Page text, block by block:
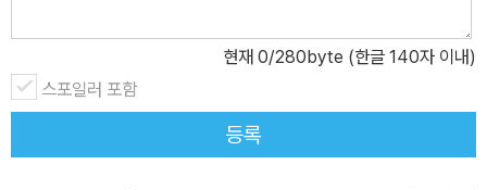
데 다수가 ‘나는 매우 예민한 편’임을 인정한다. 저자는 바로 이 때문
에 『매우 예민한 사람들을 위한 책』을 썼다. ‘매우 예민하다’는 성격적
특성에 주의만 기울인다면 정신과 상담이나 약물 치료 없이도 증상이
호전될 수 있다. 이 책에서 전 교수는 특별히 골라낸 40명의 사례를
현재 0/280byte (한글 140자 이내)
스포일러 포함
등록